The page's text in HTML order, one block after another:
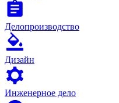
Делопроизводство
Дизайн
Инженерное дело